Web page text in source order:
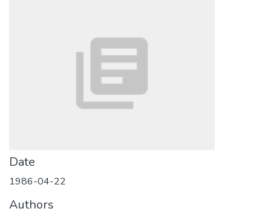
Date
1986-04-22
Authors